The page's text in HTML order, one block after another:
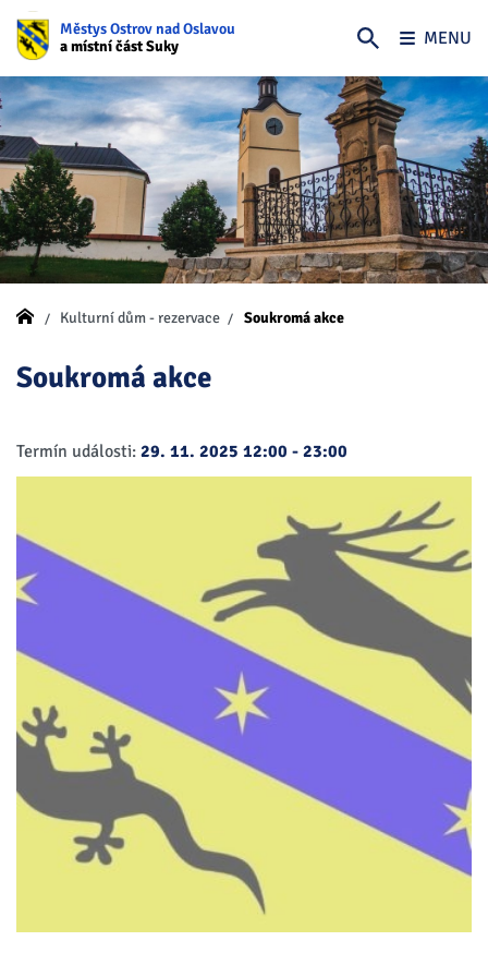
Kulturní dům - rezervace Soukromá akce
Soukromá akce
Termín události: 29. 11. 2025 12:00 - 23:00
Městys Ostrov nad Oslavou
a místní část Suky
MENU